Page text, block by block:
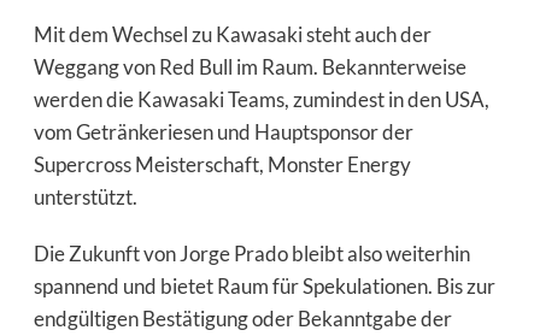
Mit dem Wechsel zu Kawasaki steht auch der
Weggang von Red Bull im Raum. Bekannterweise
werden die Kawasaki Teams, zumindest in den USA,
vom Getränkeriesen und Hauptsponsor der
Supercross Meisterschaft, Monster Energy
unterstützt.
Die Zukunft von Jorge Prado bleibt also weiterhin
spannend und bietet Raum für Spekulationen. Bis zur
endgültigen Bestätigung oder Bekanntgabe der